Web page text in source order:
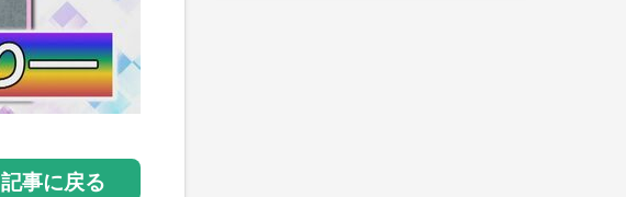
記事に戻る